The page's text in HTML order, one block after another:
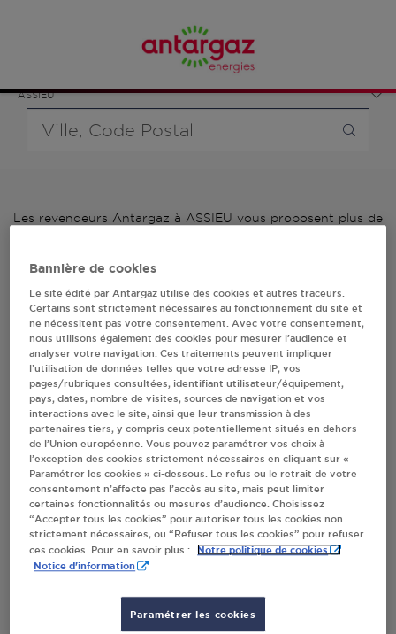
ASSIEU
bouteille souhaité et le type de point de vente (revendeur /
distributeur automatique de bouteilles de gaz ou station GPL
carburant)
Les revendeurs Antargaz à ASSIEU vous proposent plus de
Antargaz à ASSIEU, l'adresse, le numéro de téléphone de
votre stations GPL ou distributeurs de bouteilles de gaz.
1 revendeur(s) Antargaz
à ASSIEU
Villes
PASCAL CRUCHE ASSIEU
70 RUE DE LA VAREZE
38150ASSIEU
S'Y RENDRE
Bannière de cookies
Le site édité par Antargaz utilise des cookies et autres traceurs.
Certains sont strictement nécessaires au fonctionnement du site et
ne nécessitent pas votre consentement. Avec votre consentement,
nous utilisons également des cookies pour mesurer l’audience et
analyser votre navigation. Ces traitements peuvent impliquer
l’utilisation de données telles que votre adresse IP, vos
pages/rubriques consultées, identifiant utilisateur/équipement,
pays, dates, nombre de visites, sources de navigation et vos
interactions avec le site, ainsi que leur transmission à des
partenaires tiers, y compris ceux potentiellement situés en dehors
de l’Union européenne. Vous pouvez paramétrer vos choix à
l’exception des cookies strictement nécessaires en cliquant sur «
Paramétrer les cookies » ci-dessous. Le refus ou le retrait de votre
consentement n’affecte pas l’accès au site, mais peut limiter
certaines fonctionnalités ou mesures d’audience. Choisissez
“Accepter tous les cookies” pour autoriser tous les cookies non
strictement nécessaires, ou “Refuser tous les cookies” pour refuser
ces cookies. Pour en savoir plus :
Notre politique de cookies
Notice d'information
Paramétrer les cookies